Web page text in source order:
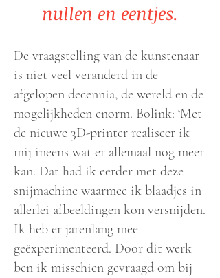
nullen en eentjes.
De vraagstelling van de kunstenaar
is niet veel veranderd in de
afgelopen decennia, de wereld en de
mogelijkheden enorm. Bolink: ‘Met
de nieuwe 3D-printer realiseer ik
mij ineens wat er allemaal nog meer
kan. Dat had ik eerder met deze
snijmachine waarmee ik blaadjes in
allerlei afbeeldingen kon versnijden.
Ik heb er jarenlang mee
geëxperimenteerd. Door dit werk
ben ik misschien gevraagd om bij